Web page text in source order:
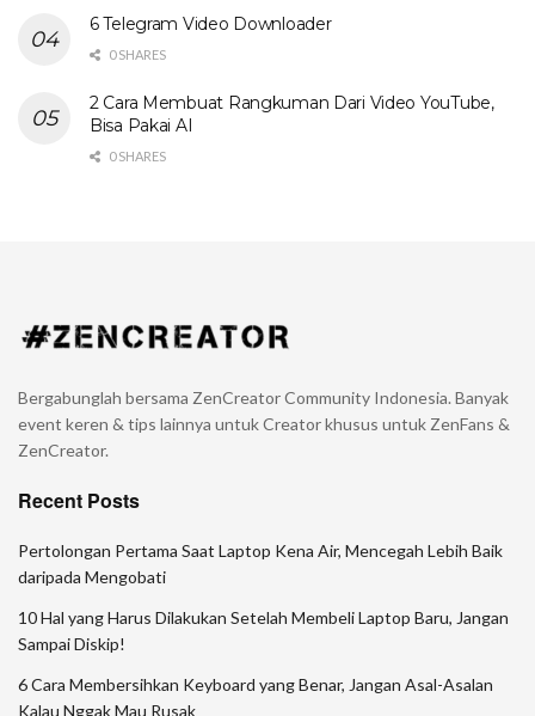
6 Telegram Video Downloader
0 SHARES
2 Cara Membuat Rangkuman Dari Video YouTube,
Bisa Pakai AI
0 SHARES
Bergabunglah bersama ZenCreator Community Indonesia. Banyak
event keren & tips lainnya untuk Creator khusus untuk ZenFans &
ZenCreator.
Recent Posts
Pertolongan Pertama Saat Laptop Kena Air, Mencegah Lebih Baik
daripada Mengobati
10 Hal yang Harus Dilakukan Setelah Membeli Laptop Baru, Jangan
Sampai Diskip!
6 Cara Membersihkan Keyboard yang Benar, Jangan Asal-Asalan
Kalau Nggak Mau Rusak